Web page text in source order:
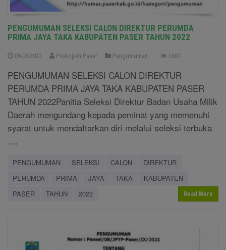
PENGUMUMAN SELEKSI CALON DIREKTUR PERUMDA
PRIMA JAYA TAKA KABUPATEN PASER TAHUN 2022
09-08-2022 Prokopim Paser Pengumuman 3607
PENGUMUMAN SELEKSI CALON DIREKTUR
PERUMDA PRIMA JAYA TAKA KABUPATEN PASER
TAHUN 2022Panitia Seleksi Direktur Badan Usaha Milik
Daerah mengundang kepada peminat yang memenuhi
syarat untuk mendaftarkan diri melalui seleksi terbuka
....
PENGUMUMAN SELEKSI CALON
DIREKTUR
PERUMDA
PRIMA JAYA TAKA
KABUPATEN
PASER
TAHUN 2022 Read More